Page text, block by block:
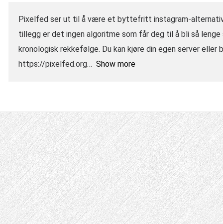
Pixelfed ser ut til å være et byttefritt instagram-
tillegg er det ingen algoritme som får deg til å bli så
kronologisk rekkefølge. Du kan kjøre din egen server eller
https://pixelfed.org
Show more